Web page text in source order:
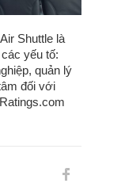
Shuttle là
yếu tố:
quản lý
đối với